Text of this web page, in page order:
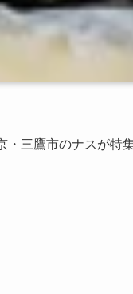
・三鷹市のナスが特